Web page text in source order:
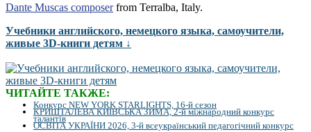
Dante Muscas composerfrom Terralba, Italy.
Учебники английского, немецкого языка, самоучители,
живые 3D-книги детям ↓
ЧИТАЙТЕ ТАКЖЕ:
Конкурс NEW YORK STARLIGHTS, 16-й сезон
КРИШТАЛЕВА КИЇВСЬКА ЗИМА, 2-й міжнародний конкурс
талантів
ОСВІТА УКРАЇНИ 2026, 3-й всеукраїнський педагогічний конкурс